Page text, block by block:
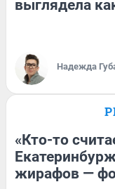
выглядела
Надежда
«Кто-то
жирафов —